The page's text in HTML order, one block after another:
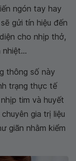
ngón tay hay
gửi tín hiệu đến
cho nhịp thở,
thông số này
trạng thực tế
tim và huyết
gia trị liệu
giãn nhằm kiểm